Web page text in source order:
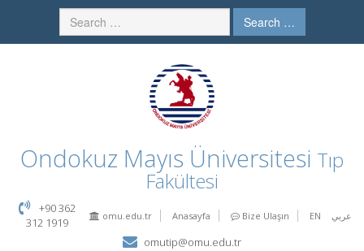
Search …
Ondokuz Mayıs Üniversitesi Tıp
Fakültesi
omu.edu.tr Anasayfa Bize Ulaşın EN عربي
+90 362
312 1919
omutip@omu.edu.tr